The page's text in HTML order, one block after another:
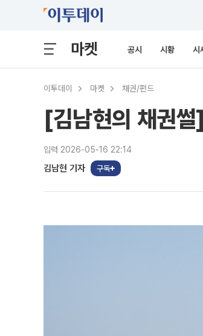
마켓 공시 시황 시
이투데이 마켓 채권/펀드
[김남현의 채권
입력 2026-05-16 22:14
김남현 기자 구독